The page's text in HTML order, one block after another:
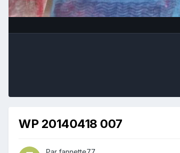
WP 20140418 007